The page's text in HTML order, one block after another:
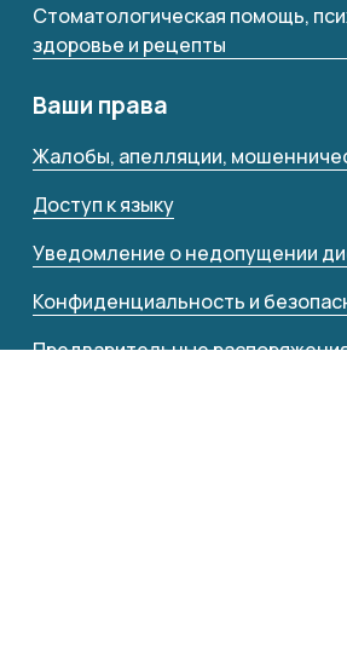
Стоматологическая помощь,
здоровье и рецепты
Ваши права
Жалобы, апелляции,
Доступ к языку
Уведомление о недопущении
Конфиденциальность и
Предварительные